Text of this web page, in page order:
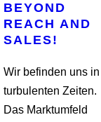
BEYOND
REACH AND
SALES!
Wir befinden uns in
turbulenten Zeiten.
Das Marktumfeld